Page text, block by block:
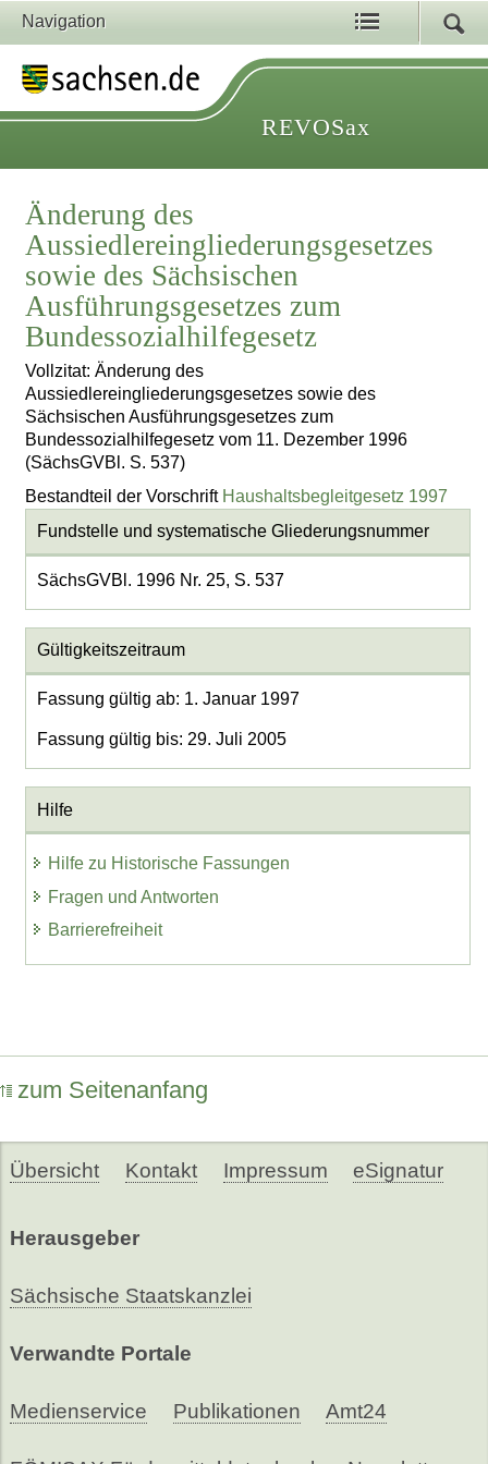
Navigation
REVOSax
Änderung des
Aussiedlereingliederungsgesetzes
sowie des Sächsischen
Ausführungsgesetzes zum
Bundessozialhilfegesetz
Vollzitat: Änderung des
Aussiedlereingliederungsgesetzes sowie des
Sächsischen Ausführungsgesetzes zum
Bundessozialhilfegesetz vom 11. Dezember 1996
(SächsGVBl. S. 537)
Bestandteil der Vorschrift Haushaltsbegleitgesetz 1997
Fundstelle und systematische Gliederungsnummer
SächsGVBl. 1996 Nr. 25, S. 537
Gültigkeitszeitraum
Fassung gültig ab: 1. Januar 1997
Fassung gültig bis: 29. Juli 2005
Hilfe
Hilfe zu Historische Fassungen
Fragen und Antworten
Barrierefreiheit
zum Seitenanfang
Übersicht Kontakt Impressum eSignatur
Herausgeber
Sächsische Staatskanzlei
Verwandte Portale
Medienservice Publikationen Amt24